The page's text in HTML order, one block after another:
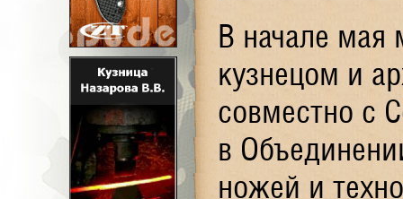
В начале мая
кузнецом и
совместно с
в
ножей и